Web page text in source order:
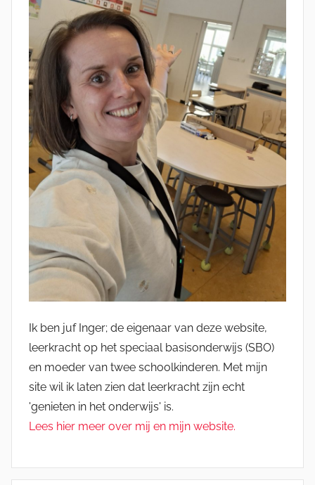
Ik ben juf Inger; de eigenaar van deze website,
leerkracht op het speciaal basisonderwijs (SBO)
en moeder van twee schoolkinderen. Met mijn
site wil ik laten zien dat leerkracht zijn echt
'genieten in het onderwijs' is.
Lees hier meer over mij en mijn website.